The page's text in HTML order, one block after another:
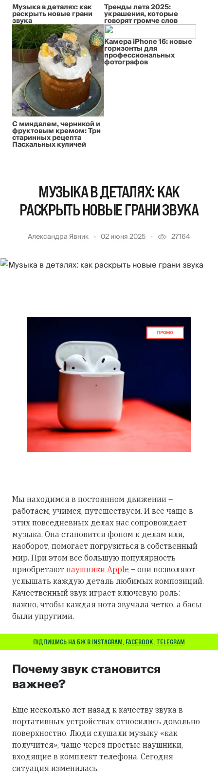
Музыка в деталях: как
раскрыть новые грани
звука
Тренды лета 2025:
украшения, которые
говорят громче слов
С миндалем, черникой и
фруктовым кремом: Три
старинных рецепта
Пасхальных куличей
Камера iPhone 16: новые
горизонты для
профессиональных
фотографов
МУЗЫКА В ДЕТАЛЯХ: КАК
РАСКРЫТЬ НОВЫЕ ГРАНИ ЗВУКА
Александра Явник 02 июня 2025 27164
Мы находимся в постоянном движении –
работаем, учимся, путешествуем. И все чаще в
этих повседневных делах нас сопровождает
музыка. Она становится фоном к делам или,
наоборот, помогает погрузиться в собственный
мир. При этом все большую популярность
приобретают наушники Apple – они позволяют
услышать каждую деталь любимых композиций.
Качественный звук играет ключевую роль:
важно, чтобы каждая нота звучала четко, а басы
были упругими.
ПІДПИШИСЬ НА БЖ В INSTAGRAM, FACEBOOK, TELEGRAM
Почему звук становится
важнее?
Еще несколько лет назад к качеству звука в
портативных устройствах относились довольно
поверхностно. Люди слушали музыку «как
получится», чаще через простые наушники,
входящие в комплект телефона. Сегодня
ситуация изменилась.